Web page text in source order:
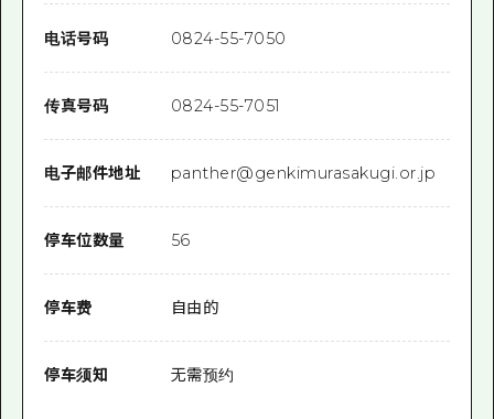
电话号码 0824-55-7050
传真号码 0824-55-7051
电子邮件地址 panther@genkimurasakugi.or.jp
停车位数量 56
停车费 自由的
停车须知 无需预约